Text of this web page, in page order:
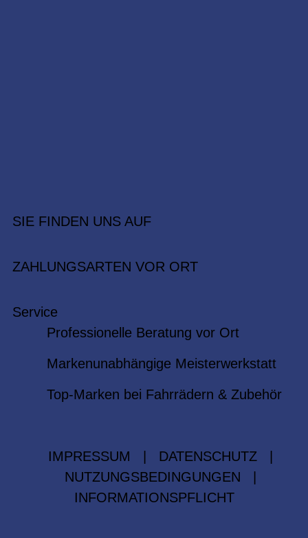
SIE FINDEN UNS AUF
ZAHLUNGSARTEN VOR ORT
Service
Professionelle Beratung vor Ort
Markenunabhängige Meisterwerkstatt
Top-Marken bei Fahrrädern & Zubehör
IMPRESSUM DATENSCHUTZ
NUTZUNGSBEDINGUNGEN
INFORMATIONSPFLICHT